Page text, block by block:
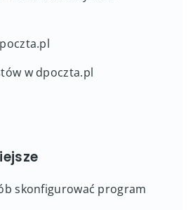
w dpoczta.pl
skonfigurować program